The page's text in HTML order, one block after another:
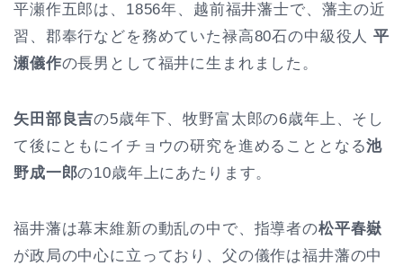
平瀬作五郎は、1856年、越前福井藩士で、藩主の近
習、郡奉行などを務めていた禄高80石の中級役人平
瀬儀作の長男として福井に生まれました。
矢田部良吉の5歳年下、牧野富太郎の6歳年上、そし
て後にともにイチョウの研究を進めることとなる池
野成一郎の10歳年上にあたります。
福井藩は幕末維新の動乱の中で、指導者の松平春嶽
が政局の中心に立っており、父の儀作は福井藩の中